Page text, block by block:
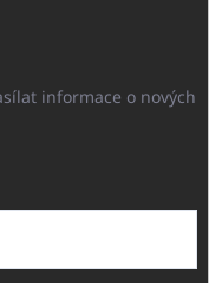
informace o nových